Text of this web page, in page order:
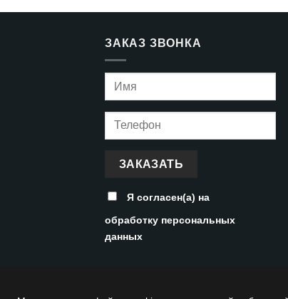
ЗАКАЗ ЗВОНКА
Я согласен(а) на
обработку персональных
данных
ГЛАВНАЯ ГАЛЕРЕЯ О